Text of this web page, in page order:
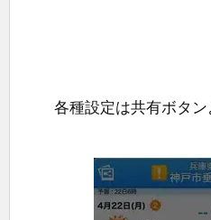
各種設定は共有ボタン